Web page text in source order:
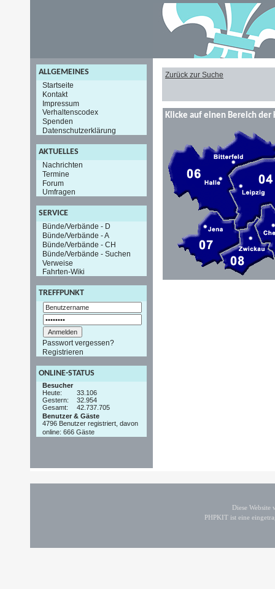
ALLGEMEINES
Startseite
Kontakt
Impressum
Verhaltenscodex
Spenden
Datenschutzerklärung
AKTUELLES
Nachrichten
Termine
Forum
Umfragen
SERVICE
Bünde/Verbände - D
Bünde/Verbände - A
Bünde/Verbände - CH
Bünde/Verbände - Suchen
Verweise
Fahrten-Wiki
TREFFPUNKT
Passwort vergessen?
Registrieren
ONLINE-STATUS
Besucher
Heute:
33.106
Gestern:
32.954
Gesamt:
42.737.705
Benutzer & Gäste
4796 Benutzer registriert, davon
online: 666 Gäste
Zurück zur Suche
Klicke auf einen Bereich der
Diese
PHPKIT ist eine